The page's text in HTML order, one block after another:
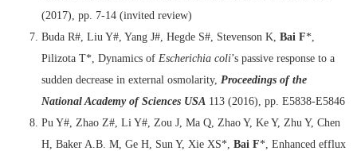
(2017), pp. 7-14 (invited review)
Buda R#, Liu Y#, Yang J#, Hegde S#, Stevenson K, Bai F*,
Pilizota T*, Dynamics of Escherichia coli’s passive response to a
sudden decrease in external osmolarity, Proceedings of the
National Academy of Sciences USA 113 (2016), pp. E5838-E5846
Pu Y#, Zhao Z#, Li Y#, Zou J, Ma Q, Zhao Y, Ke Y, Zhu Y, Chen
H, Baker A.B. M, Ge H, Sun Y, Xie XS*, Bai F*, Enhanced efflux